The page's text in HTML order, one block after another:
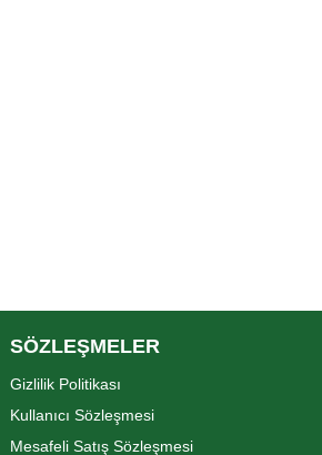
SÖZLEŞMELER
Gizlilik Politikası
Kullanıcı Sözleşmesi
Mesafeli Satış Sözleşmesi